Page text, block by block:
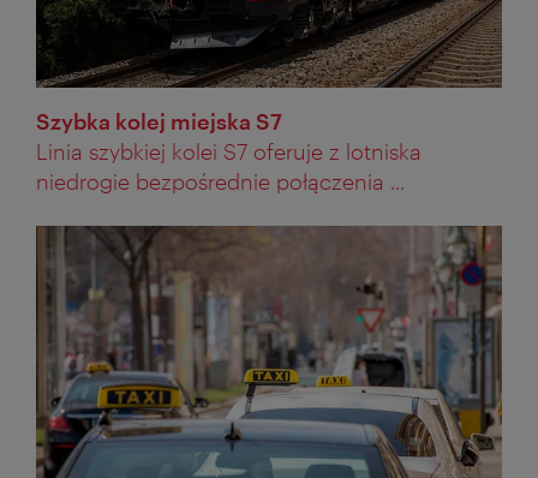
Szybka kolej miejska S7
Linia szybkiej kolei S7 oferuje z lotniska
niedrogie bezpośrednie połączenia ...